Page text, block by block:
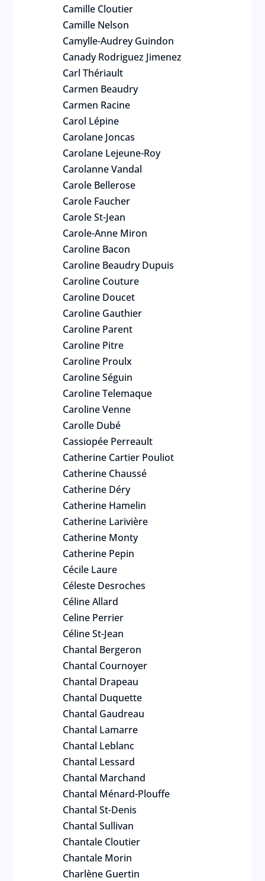
Camille Cloutier
Camille Nelson
Camylle-Audrey Guindon
Canady Rodriguez Jimenez
Carl Thériault
Carmen Beaudry
Carmen Racine
Carol Lépine
Carolane Joncas
Carolane Lejeune-Roy
Carolanne Vandal
Carole Bellerose
Carole Faucher
Carole St-Jean
Carole-Anne Miron
Caroline Bacon
Caroline Beaudry Dupuis
Caroline Couture
Caroline Doucet
Caroline Gauthier
Caroline Parent
Caroline Pitre
Caroline Proulx
Caroline Séguin
Caroline Telemaque
Caroline Venne
Carolle Dubé
Cassiopée Perreault
Catherine Cartier Pouliot
Catherine Chaussé
Catherine Déry
Catherine Hamelin
Catherine Larivière
Catherine Monty
Catherine Pepin
Cécile Laure
Céleste Desroches
Céline Allard
Celine Perrier
Céline St-Jean
Chantal Bergeron
Chantal Cournoyer
Chantal Drapeau
Chantal Duquette
Chantal Gaudreau
Chantal Lamarre
Chantal Leblanc
Chantal Lessard
Chantal Marchand
Chantal Ménard-Plouffe
Chantal St-Denis
Chantal Sullivan
Chantale Cloutier
Chantale Morin
Charlène Guertin